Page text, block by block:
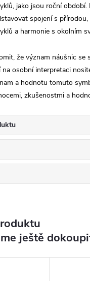
jako jsou roční období.
spojení s
a harmonie s okolním
že význam náušnic se
osobní interpretaci
a hodnotu tomuto
zkušenostmi a
ještě